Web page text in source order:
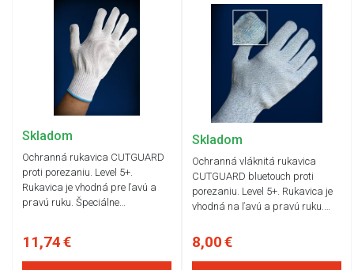
Skladom
Ochranná rukavica CUTGUARD
proti porezaniu. Level 5+.
Rukavica je vhodná pre ľavú a
pravú ruku. Špeciálne…
11,74 €
Skladom
Ochranná vláknitá rukavica
CUTGUARD bluetouch proti
porezaniu. Level 5+. Rukavica je
vhodná na ľavú a pravú ruku.…
8,00 €